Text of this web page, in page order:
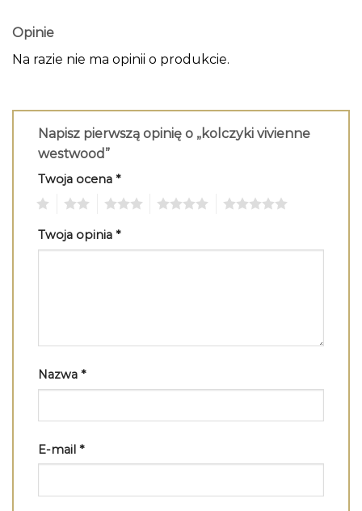
Opinie
Na razie nie ma opinii o produkcie.
Napisz pierwszą opinię o „kolczyki vivienne
westwood”
Twoja ocena *
Twoja opinia *
Nazwa *
E-mail *